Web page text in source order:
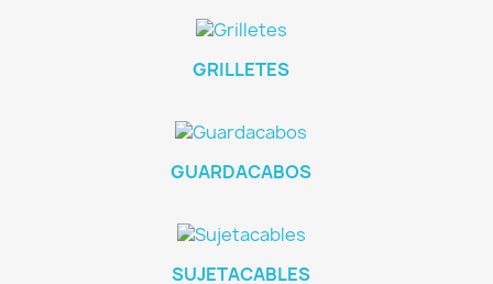
GRILLETES
GUARDACABOS
SUJETACABLES